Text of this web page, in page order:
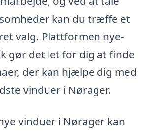
kan du træffe et
valg. Plattformen nye-
gør det let for dig at finde
der kan hjælpe dig med
vinduer i Nørager.
vinduer i Nørager kan